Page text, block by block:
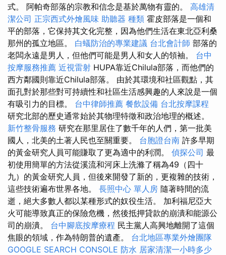
式。 阿帕奇部落的宗教和信念是基於萬物有靈的。 高雄清
潔公司 正宗西式外燴風味 助聽器 種類 霍皮部落是一個和
平的部落，它保持其文化完整，因為他們生活在東北亞利桑
那州的孤立地區。 白蟻防治的專業建議 台北會計師 部落的
老闆永遠是男人，但他們可能是男人和女人的領袖。 台中
按摩服務推薦 近視雷射 HUPA靠近Chilula部落，而他們的
西方鄰國則靠近Chilula部落。 由於其環境和社區觀點，其
面孔對於那些對可持續性和社區生活感興趣的人來說是一個
有吸引力的目標。 台中律師推薦 餐飲設備 台北按摩課程
研究北部的歷史通常始於其物理特徵和政治地理的概述。
新竹整骨服務 研究在那里居住了數千年的人們，第一批美
國人，北美的土著人民也至關重要。 台胞證台南 許多早期
的黃金研究人員可能賺取了更為適中的利潤。 偵探公司 最
初使用簡單的方法從溪流和河床上洗滌了稱為49（四十
九）的黃金研究人員，但後來開發了新的，更複雜的技術，
這些技術遍布世界各地。 長照中心 單人房 隨著時間的流
逝，絕大多數人都以某種形式的奴役生活。 加利福尼亞大
火可能導致真正的保險危機，然後抵押貸款的崩潰和能源公
司的崩潰。 台中腳底按摩療程 民主黨人高興地離開了這個
焦眼的領域，作為特朗普的遺產。 台北地區專業外燴團隊
GOOGLE SEARCH CONSOLE 防水 居家清潔一小時多少